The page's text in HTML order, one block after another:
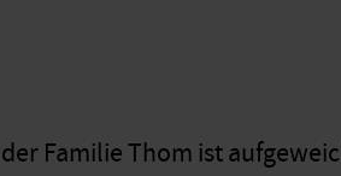
Familie Thom ist